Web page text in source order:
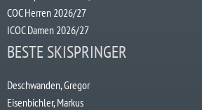
COC Herren 2026/27
ICOC Damen 2026/27
BESTE SKISPRINGER
Deschwanden, Gregor
Eisenbichler, Markus